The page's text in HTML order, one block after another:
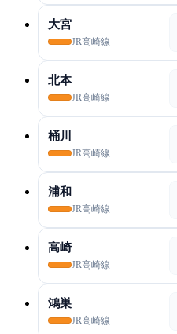
大宮
JR高崎線
北本
JR高崎線
桶川
JR高崎線
浦和
JR高崎線
高崎
JR高崎線
鴻巣
JR高崎線